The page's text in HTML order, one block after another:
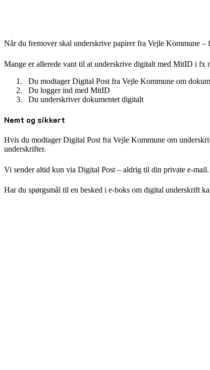
Når du fremover skal underskrive papirer fra Vejle Kommune
Mange er allerede vant til at underskrive digitalt med MitID i fx
Du modtager Digital Post fra Vejle Kommune om
Du logger ind med MitID
Du underskriver dokumentet digitalt
Nemt og sikkert
Hvis du modtager Digital Post fra Vejle Kommune om
underskrifter.
Vi sender altid kun via Digital Post – aldrig til din private e-
Har du spørgsmål til en besked i e-boks om digital underskrift